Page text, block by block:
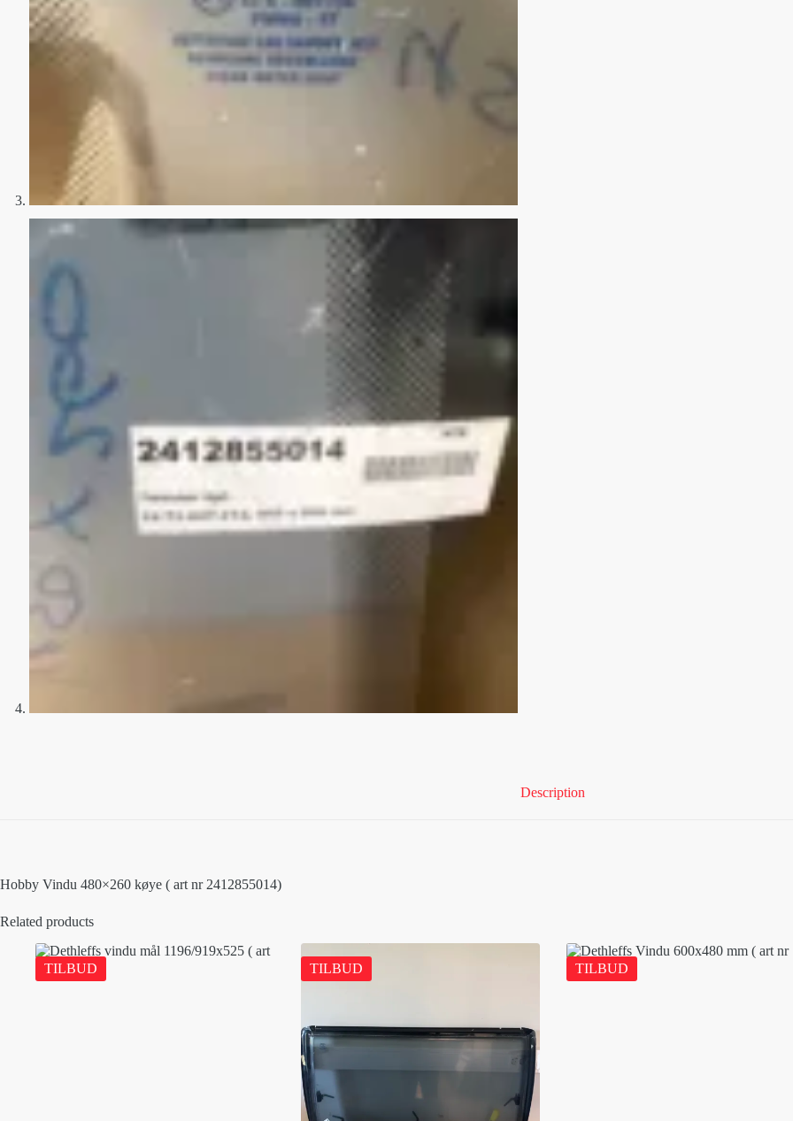
Description
Hobby Vindu 480×260 køye ( art nr 2412855014)
Related products
TILBUD TILBUD TILBUD